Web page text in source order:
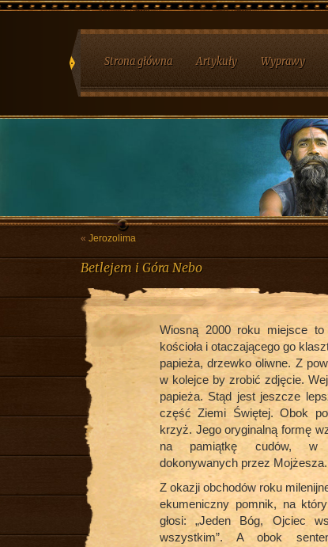
Strona główna Artykuły Wyprawy
« Jerozolima
Betlejem i Góra Nebo
Wiosną 2000 roku miejsce to
kościoła i otaczającego go
papieża, drzewko oliwne. Z
w kolejce by zrobić zdjęcie.
papieża. Stąd jest jeszcze
część Ziemi Świętej. Obok
krzyż. Jego oryginalną formę
na pamiątkę cudów, w
dokonywanych przez Mojżesza.
Z okazji obchodów roku
ekumeniczny pomnik, na
głosi: „Jeden Bóg, Ojciec
wszystkim”. A obok